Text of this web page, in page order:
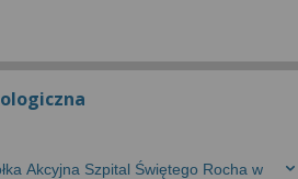
Akcyjna Szpital Świętego Rocha w